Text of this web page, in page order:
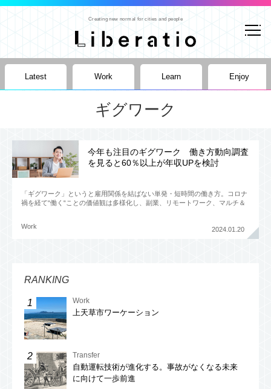
Creating new normal for cities and people
Latest Work Learn Enjoy
ギグワーク
今年も注目のギグワーク 働き方動向調査
を見ると60％以上が年収UPを検討
「ギグワーク」というと雇用関係を結ばない単発・短時間の働き方。コロナ
禍を経て“働く“ことの価値観は多様化し、副業、リモートワーク、マルチ＆
2024.01.20
Work
RANKING
Work
上天草市ワーケーション
Transfer
自動運転技術が進化する。事故がなくなる未来
に向けて一歩前進